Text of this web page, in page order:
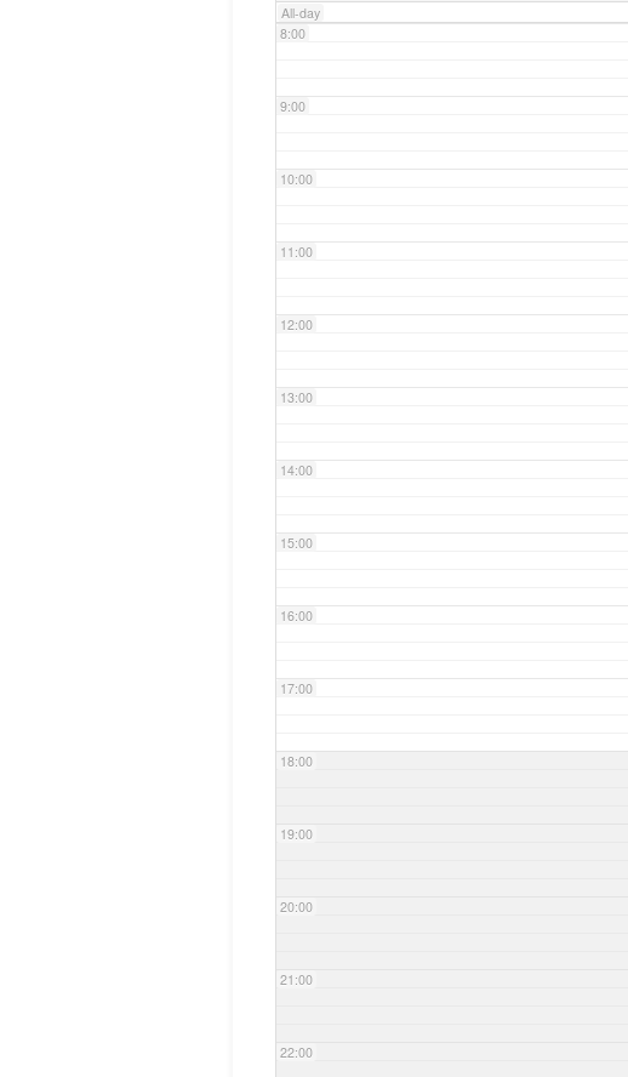
All-day
8:00
9:00
10:00
11:00
12:00
13:00
14:00
15:00
16:00
17:00
18:00
19:00
20:00
21:00
22:00